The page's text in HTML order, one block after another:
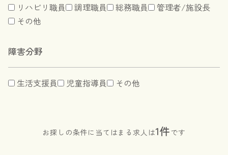
リハビリ職員
調理職員 総務職員
管理者/施設長
その他
障害分野
生活支援員 児童指導員 その他
お探しの条件に当てはまる求人は1件です